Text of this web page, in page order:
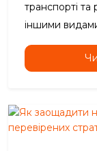
транспорті
іншими